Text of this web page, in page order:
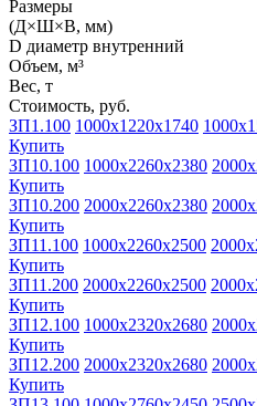
Размеры
(Д×Ш×В, мм)
D диаметр внутренний
Объем, м³
Вес, т
Стоимость, руб.
ЗП1.100 1000х1220х1740
Купить
ЗП10.100 1000х2260х2380
Купить
ЗП10.200 2000х2260х2380
Купить
ЗП11.100 1000х2260х2500
Купить
ЗП11.200 2000х2260х2500
Купить
ЗП12.100 1000х2320х2680
Купить
ЗП12.200 2000х2320х2680
Купить